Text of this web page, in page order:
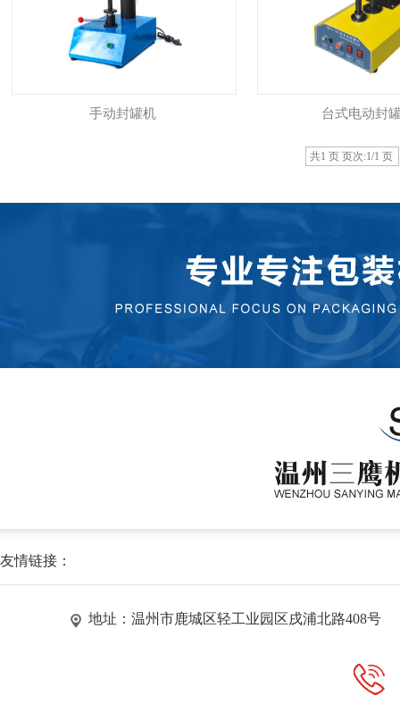
手动封罐机 台式电动封
共1 页 页次:1/1 页
友情链接：
地址：温州市鹿城区轻工业园区戌浦北路408号